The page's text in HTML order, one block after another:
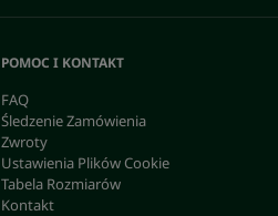
POMOC I KONTAKT
FAQ
Śledzenie Zamówienia
Zwroty
Ustawienia Plików Cookie
Tabela Rozmiarów
Kontakt